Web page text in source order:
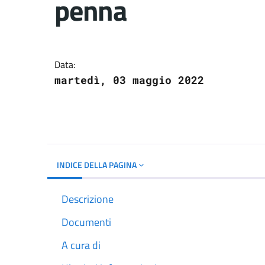
penna
Data:
martedì, 03 maggio 2022
INDICE DELLA PAGINA
Descrizione
Documenti
A cura di